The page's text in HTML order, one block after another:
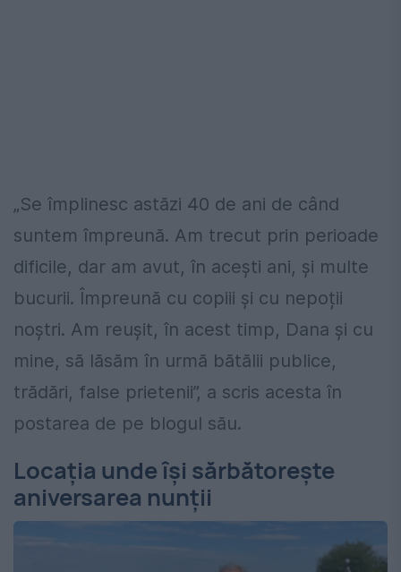
„Se împlinesc astăzi 40 de ani de când
suntem împreună. Am trecut prin perioade
dificile, dar am avut, în acești ani, și multe
bucurii. Împreună cu copiii și cu nepoții
noștri. Am reușit, în acest timp, Dana și cu
mine, să lăsăm în urmă bătălii publice,
trădări, false prietenii”, a scris acesta în
postarea de pe blogul său.
Locația unde își sărbătorește
aniversarea nunții